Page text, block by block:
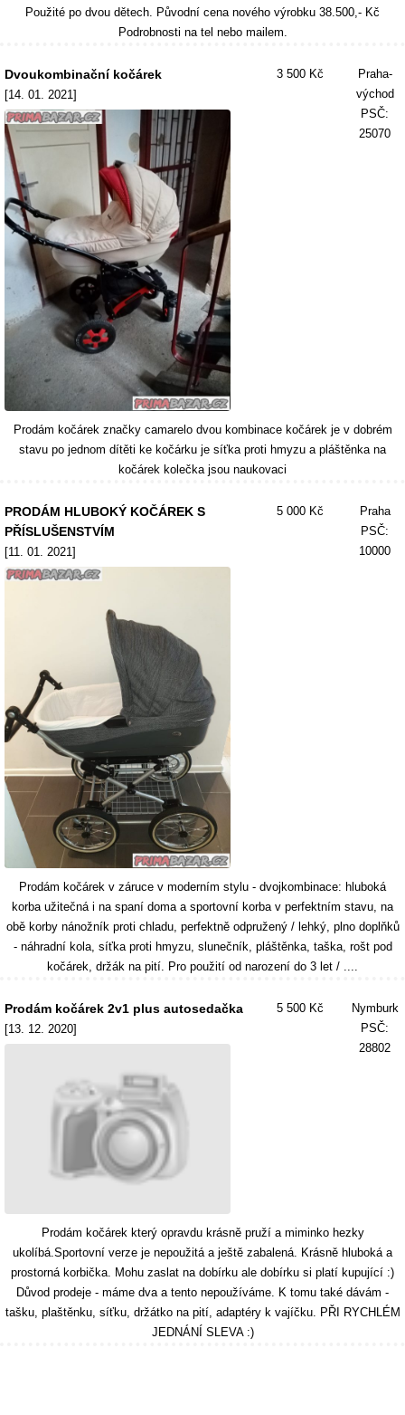
Použité po dvou dětech. Původní cena nového výrobku 38.500,- Kč
Podrobnosti na tel nebo mailem.
Dvoukombinační kočárek
[14. 01. 2021]
3 500 Kč
Praha-
východ
PSČ:
25070
Prodám kočárek značky camarelo dvou kombinace kočárek je v dobrém
stavu po jednom dítěti ke kočárku je síťka proti hmyzu a pláštěnka na
kočárek kolečka jsou naukovaci
PRODÁM HLUBOKÝ KOČÁREK S
PŘÍSLUŠENSTVÍM
[11. 01. 2021]
5 000 Kč
Praha
PSČ:
10000
Prodám kočárek v záruce v moderním stylu - dvojkombinace: hluboká
korba užitečná i na spaní doma a sportovní korba v perfektním stavu, na
obě korby nánožník proti chladu, perfektně odpružený / lehký, plno doplňků
- náhradní kola, síťka proti hmyzu, slunečník, pláštěnka, taška, rošt pod
kočárek, držák na pití. Pro použití od narození do 3 let / ....
Prodám kočárek 2v1 plus autosedačka
[13. 12. 2020]
5 500 Kč
Nymburk
PSČ:
28802
Prodám kočárek který opravdu krásně pruží a miminko hezky
ukolíbá.Sportovní verze je nepoužitá a ještě zabalená. Krásně hluboká a
prostorná korbička. Mohu zaslat na dobírku ale dobírku si platí kupující :)
Důvod prodeje - máme dva a tento nepoužíváme. K tomu také dávám -
tašku, plaštěnku, síťku, držátko na pití, adaptéry k vajíčku. PŘI RYCHLÉM
JEDNÁNÍ SLEVA :)